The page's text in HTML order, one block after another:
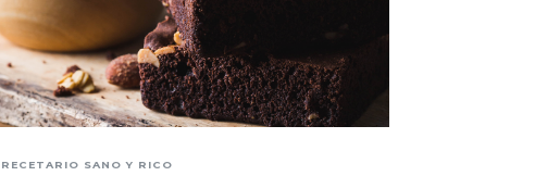
RECETARIO SANO Y RICO